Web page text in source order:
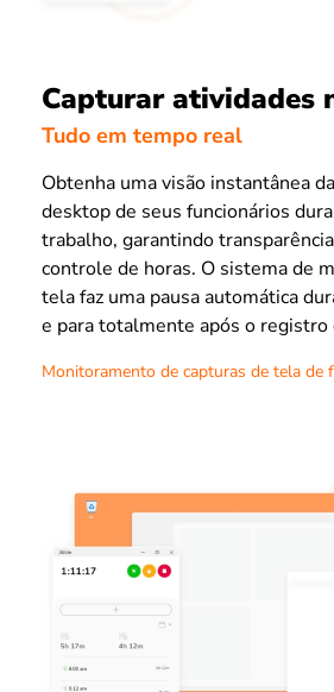
Capturar atividades
Tudo em tempo real
Obtenha uma visão instantânea
desktop de seus funcionários
trabalho, garantindo
controle de horas. O sistema de
tela faz uma pausa automática
e para totalmente após o registro
Monitoramento de capturas de tela de